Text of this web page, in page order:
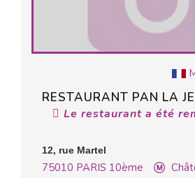
RESTAURANT PAN LA
Le restaurant a été
12, rue Martel
75010 PARIS 10ème